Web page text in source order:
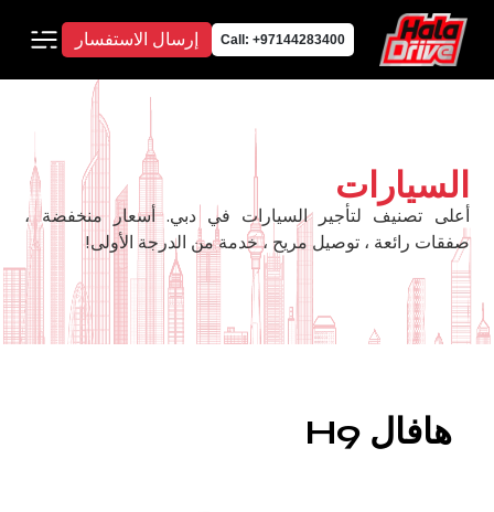
Call: +97144283400 إرسال الاستفسار
السيارات
أعلى تصنيف لتأجير السيارات في دبي. أسعار منخفضة ،
صفقات رائعة ، توصيل مريح ، خدمة من الدرجة الأولى!
هافال H9